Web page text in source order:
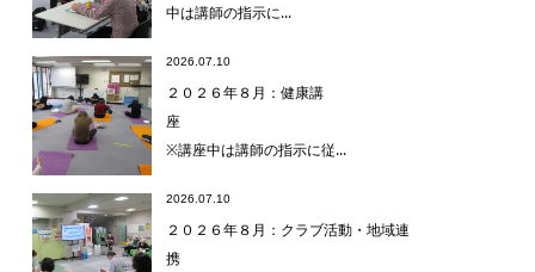
中は講師の指示に...
2026.07.10
２０２６年８月：健康講
座
※講座中は講師の指示に従...
2026.07.10
２０２６年８月：クラブ活動・地域連
携